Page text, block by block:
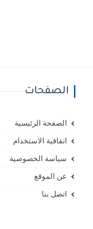
الصفحات
الصفحة الرئيسية
اتفاقية الاستخدام
سياسة الخصوصية
عن الموقع
اتصل بنا